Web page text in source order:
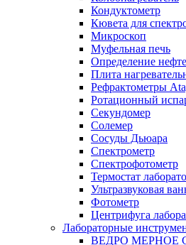
Кондуктометр
Кювета для
Микроскоп
Муфельная печь
Определение
Плита
Рефрактометры
Ротационный
Секундомер
Солемер
Сосуды Дьюара
Спектрометр
Спектрофотометр
Термостат
Ультразвуковая
Фотометр
Центрифуга
Лабораторные
ВЕДРО МЕРНОЕ